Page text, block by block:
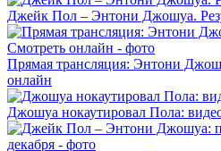
Джейк Пол – Энтони Джошуа.
Прямая трансляция: Энтони
онлайн
Джошуа нокаутировал Пола: